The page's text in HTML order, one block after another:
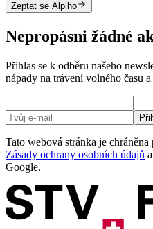
Zeptat se Alpiho
Nepropásni žádné
Přihlas se k odběru našeho
nápady na trávení volného času
Tato webová stránka je
Zásady ochrany osobních údajů a
Google.